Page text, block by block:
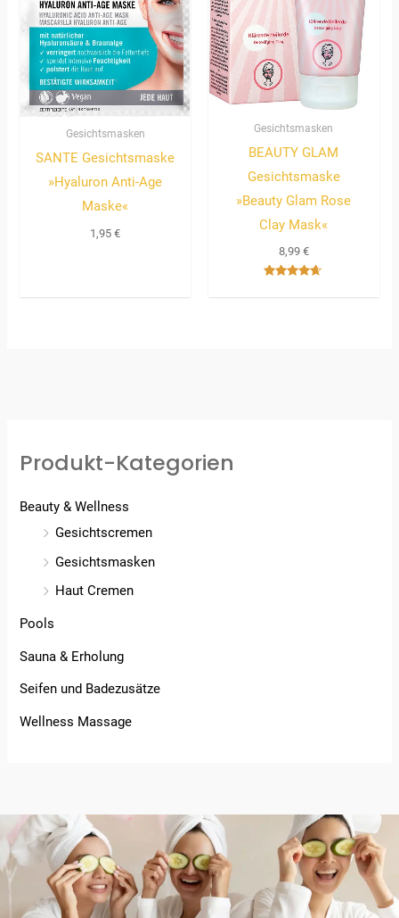
Gesichtsmasken
SANTE Gesichtsmaske
»Hyaluron Anti-Age
Maske«
1,95€
Gesichtsmasken
BEAUTY GLAM
Gesichtsmaske
»Beauty Glam Rose
Clay Mask«
8,99 €
Produkt-Kategorien
Beauty & Wellness
Gesichtscremen
Gesichtsmasken
Haut Cremen
Pools
Sauna & Erholung
Seifen und Badezusätze
Wellness Massage